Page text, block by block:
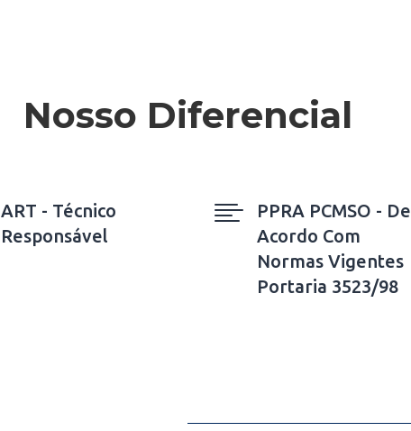
Nosso Diferencial
ART - Técnico
Responsável

PPRA PCMSO - De
Acordo Com
Normas Vigentes
Portaria 3523/98